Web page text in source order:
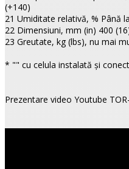
(+140)
21 Umiditate relativă, % Până
22 Dimensiuni, mm (in) 400
23 Greutate, kg (lbs), nu mai
* "" cu celula instalată şi
Prezentare video Youtube